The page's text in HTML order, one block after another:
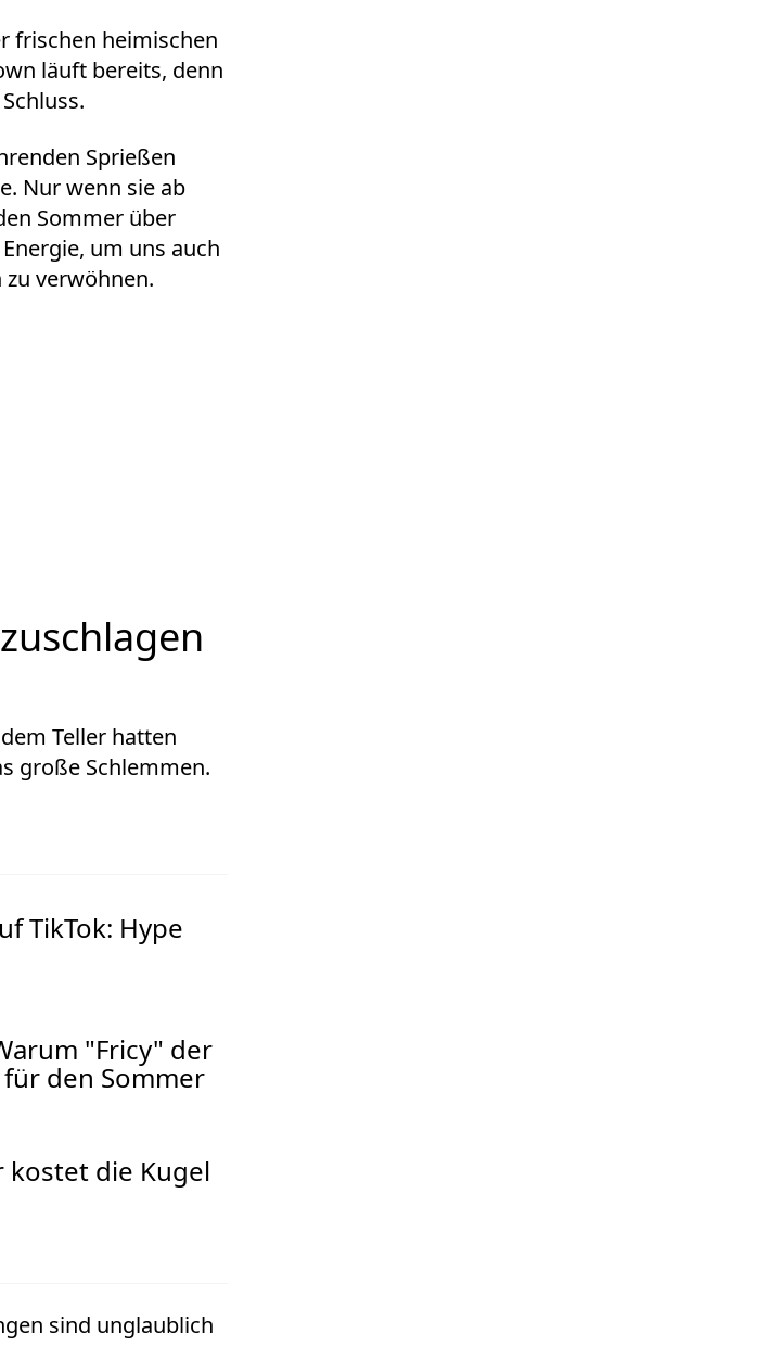
frischen heimischen
läuft bereits, denn
Sprießen
Nur wenn sie ab
Sommer über
um uns auch
verwöhnen.
Teller hatten
große Schlemmen.
TikTok: Hype
"Fricy" der
den Sommer
kostet die Kugel
sind unglaublich